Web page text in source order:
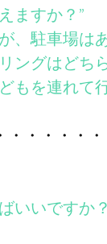
ますか？”
、駐車場は
ングはどち
もを連れて
・・・・・
いいです